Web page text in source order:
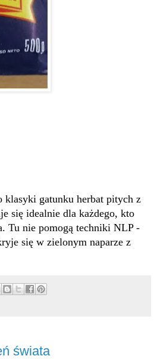
klasyki gatunku herbat pitych z
się idealnie dla każdego, kto
Tu nie pomogą techniki NLP -
się w zielonym naparze z
świata